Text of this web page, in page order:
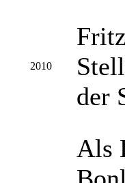
2010
der
Als